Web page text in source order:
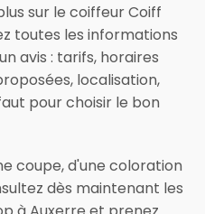
sur le coiffeur Coiff
toutes les informations
avis : tarifs, horaires
localisation,
pour choisir le bon
coupe, d'une coloration
dès maintenant les